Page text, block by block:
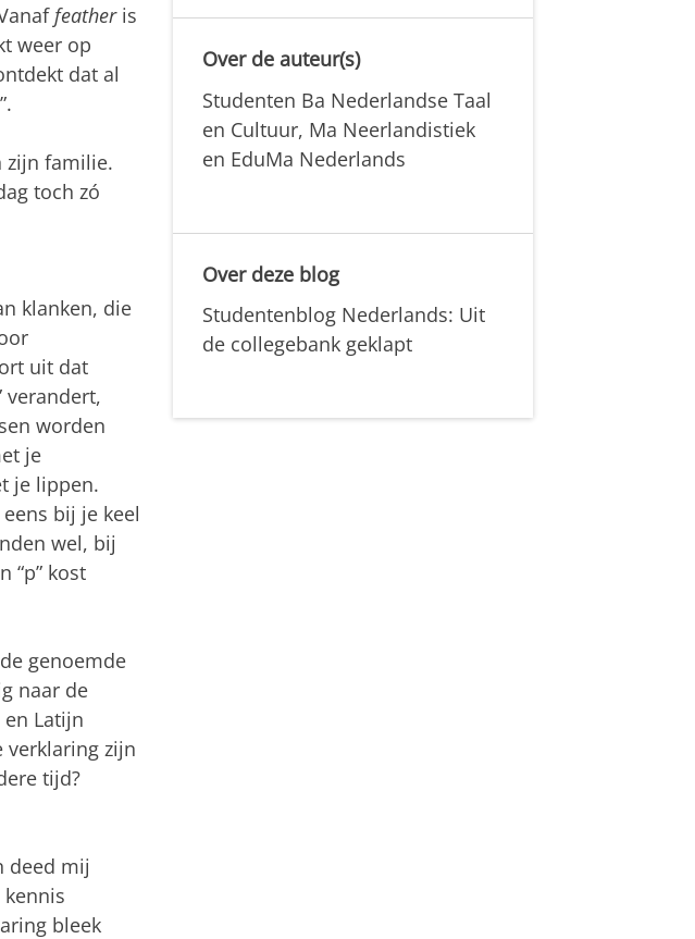
featheris
weer op
dat al
zijn familie.
toch zó
klanken, die
uit dat
verandert,
worden
je
je lippen.
bij je keel
wel, bij
“p” kost
genoemde
naar de
Latijn
verklaring zijn
tijd?
deed mij
bleek
Over de auteur(s)
Studenten Ba Nederlandse Taal
en Cultuur, Ma Neerlandistiek
en EduMa Nederlands
Over deze blog
Studentenblog Nederlands: Uit
de collegebank geklapt